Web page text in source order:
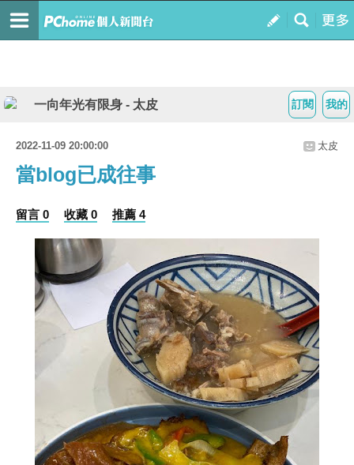
我的
訂閱
一向年光有限身 - 太皮
2022-11-09 20:00:00 太皮
當blog已成往事
留言 0 收藏 0 推薦 4